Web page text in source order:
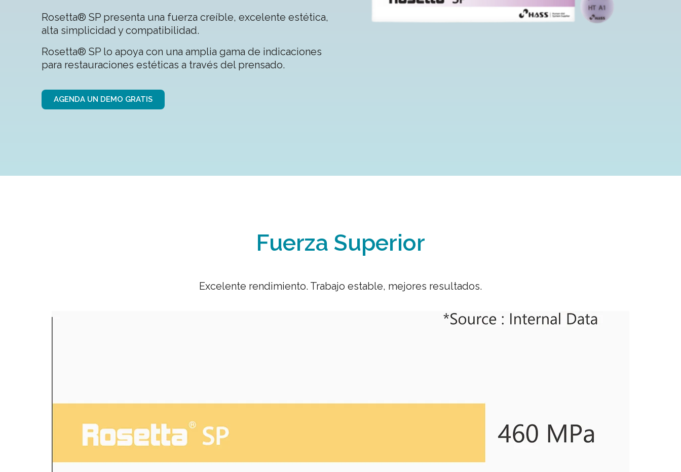
Rosetta® SP presenta una fuerza creíble, excelente estética,
alta simplicidad y compatibilidad.
Rosetta® SP lo apoya con una amplia gama de indicaciones
para restauraciones estéticas a través del prensado.
AGENDA UN DEMO GRATIS
Fuerza Superior
Excelente rendimiento. Trabajo estable, mejores resultados.